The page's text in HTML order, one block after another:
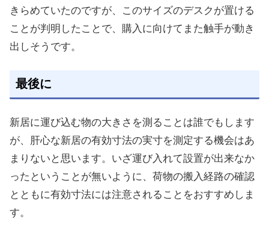
きらめていたのですが、このサイズのデスクが置ける
ことが判明したことで、購入に向けてまた触手が動き
出しそうです。
最後に
新居に運び込む物の大きさを測ることは誰でもします
が、肝心な新居の有効寸法の実寸を測定する機会はあ
まりないと思います。いざ運び入れて設置が出来なか
ったということが無いように、荷物の搬入経路の確認
とともに有効寸法には注意されることをおすすめしま
す。